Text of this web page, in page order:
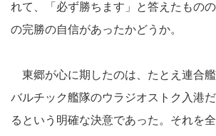
れて、「必ず勝ちます」と答えたもの
の完勝の自信があったかどうか。
東郷が心に期したのは、たとえ連合艦
バルチック艦隊のウラジオストク入港
るという明確な決意であった。それを